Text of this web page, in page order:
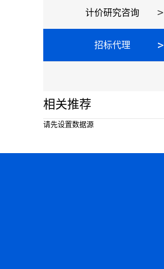
计价研究咨询
招标代理
相关推荐
请先设置数据源